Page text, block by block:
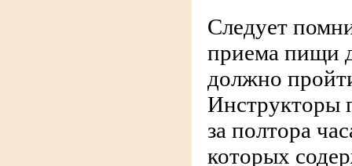
Следует
приема пищи
должно
Инструкторы
за полтора
которых